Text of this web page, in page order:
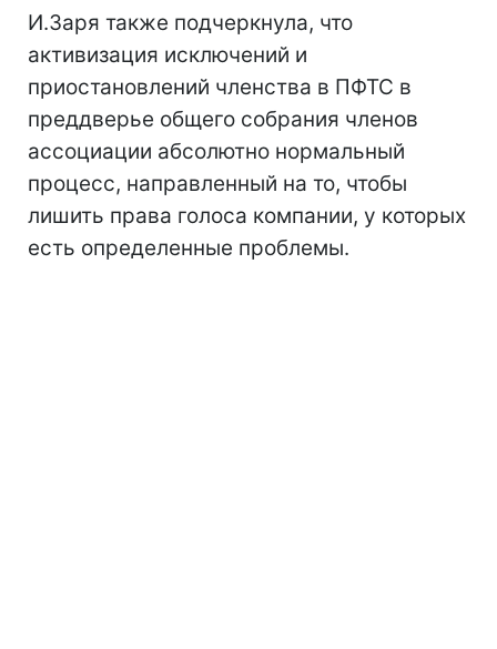
И.Заря также подчеркнула, что
активизация исключений и
приостановлений членства в ПФТС в
преддверье общего собрания членов
ассоциации абсолютно нормальный
процесс, направленный на то, чтобы
лишить права голоса компании, у которых
есть определенные проблемы.